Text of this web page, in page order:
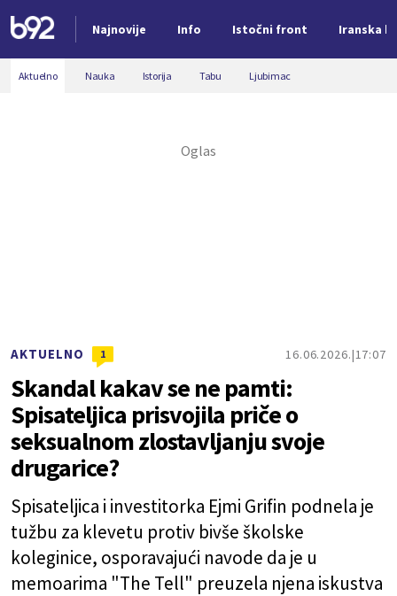
Najnovije Info Istočni front Iranska
Nova vest
Aktuelno Nauka Istorija Tabu Ljubimac
AKTUELNO 1 16.06.2026. 17:07
Skandal kakav se ne pamti:
Spisateljica prisvojila priče o
seksualnom zlostavljanju svoje
drugarice?
Spisateljica i investitorka Ejmi Grifin podnela je
tužbu za klevetu protiv bivše školske
koleginice, osporavajući navode da je u
memoarima "The Tell" preuzela njena iskustva